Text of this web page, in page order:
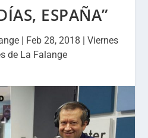
ESPAÑA”
| Feb 28, 2018 | Viernes
de La Falange